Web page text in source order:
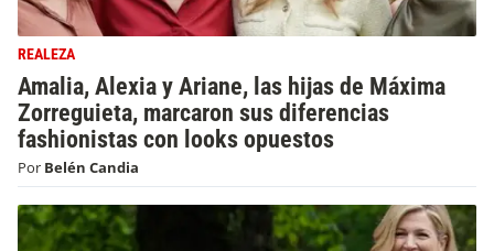
REALEZA
Amalia, Alexia y Ariane, las hijas de Máxima
Zorreguieta, marcaron sus diferencias
fashionistas con looks opuestos
Por Belén Candia